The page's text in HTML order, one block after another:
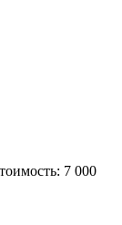
7 000